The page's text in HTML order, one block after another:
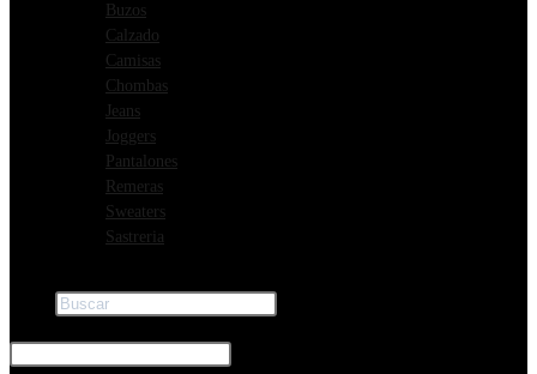
Buzos
Calzado
Camisas
Chombas
Jeans
Joggers
Pantalones
Remeras
Sweaters
Sastreria